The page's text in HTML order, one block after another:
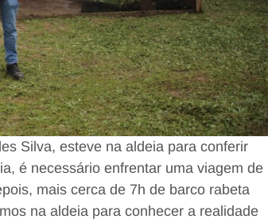
Silva, esteve na aldeia para conferir
é necessário enfrentar uma viagem de
mais cerca de 7h de barco rabeta
na aldeia para conhecer a realidade